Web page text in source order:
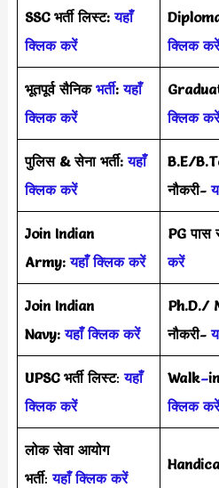
SSC भर्ती लिस्ट: यहाँ
क्लिक करें
क्लिक करें
भूतपूर्व सैनिक भर्ती: यहाँ
क्लिक करें
क्लिक करें
पुलिस & सेना भर्ती: यहाँ
क्लिक करें
B.E/
नौकरी-
Join Indian
Army:यहाँ क्लिक करें
PG पास
करें
Join Indian
Navy:यहाँ क्लिक करें
Ph.D./
नौकरी-
UPSC भर्ती लिस्ट:यहाँ
क्लिक करें
Walk–in
क्लिक करें
लोक सेवा आयोग
भर्ती:यहाँ क्लिक करें